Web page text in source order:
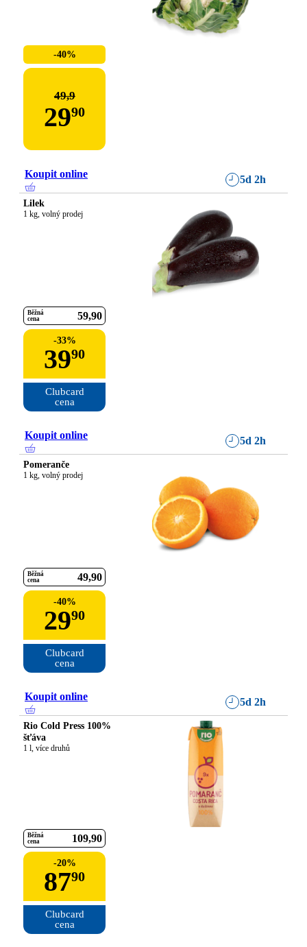
-40%
49,9
2990
Koupit online 5d 2h
Lilek
1 kg, volný prodej
Běžná
cena
59 90
-33%
3990
Clubcard
cena
Koupit online 5d 2h
Pomeranče
1 kg, volný prodej
Běžná
cena
49 90
-40%
2990
Clubcard
cena
Koupit online 5d 2h
Rio Cold Press 100%
šťáva
1 l, více druhů
Běžná
cena
109 90
-20%
8790
Clubcard
cena